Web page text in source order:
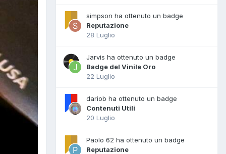
simpson ha ottenuto un badge
Reputazione
28 Luglio
Jarvis ha ottenuto un badge
Badge del Vinile Oro
22 Luglio
dariob ha ottenuto un badge
Contenuti Utili
20 Luglio
Paolo 62 ha ottenuto un badge
Reputazione